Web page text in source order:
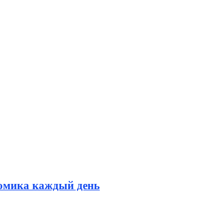
каждый день